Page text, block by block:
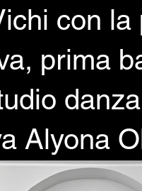
con
prima
Alyona